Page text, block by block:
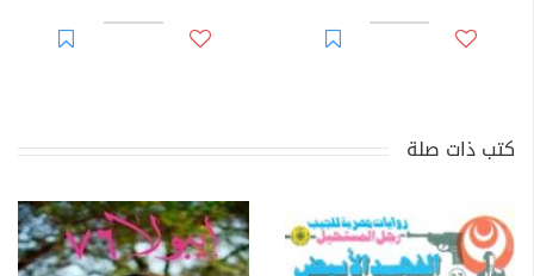
كتب ذات صلة